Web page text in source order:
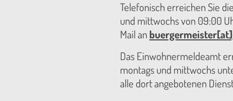
Telefonisch erreichen Sie
und mittwochs von 09:00
Mail an
Das Einwohnermeldeamt
montags und mittwochs
alle dort angebotenen